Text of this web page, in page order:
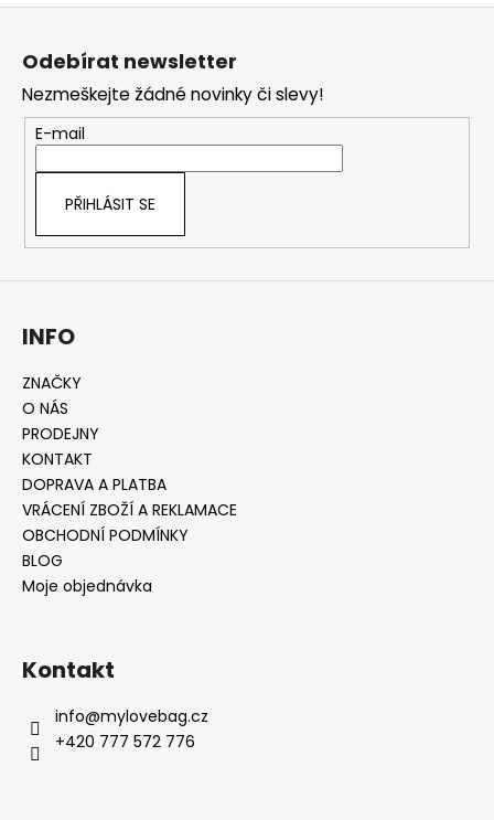
Z
Odebírat newsletter
Nezmeškejte žádné novinky či slevy!
E-mail
PŘIHLÁSIT SE
INFO
ZNAČKY
O NÁS
PRODEJNY
KONTAKT
DOPRAVA A PLATBA
VRÁCENÍ ZBOŽÍ A REKLAMACE
OBCHODNÍ PODMÍNKY
BLOG
Moje objednávka
Kontakt
info@mylovebag.cz
+420 777 572 776